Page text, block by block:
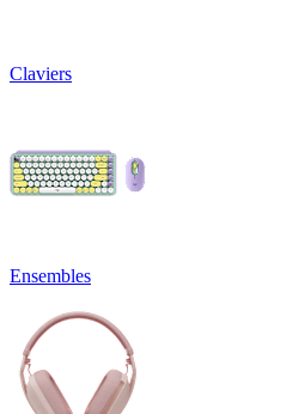
Claviers
Ensembles